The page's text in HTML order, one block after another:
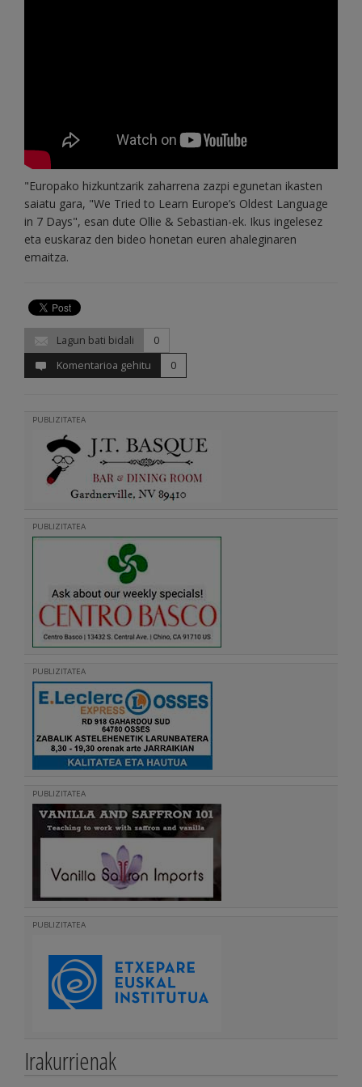
"Europako hizkuntzarik zaharrena zazpi egunetan ikasten
saiatu gara, "We Tried to Learn Europe’s Oldest Language
in 7 Days", esan dute Ollie & Sebastian-ek. Ikus ingelesez
eta euskaraz den bideo honetan euren ahaleginaren
emaitza.
Lagun bati bidali
0
Komentarioa gehitu
0
PUBLIZITATEA
PUBLIZITATEA
PUBLIZITATEA
PUBLIZITATEA
PUBLIZITATEA
Irakurrienak